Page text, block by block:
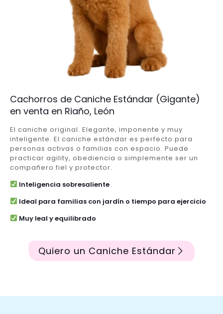
Cachorros de Caniche Estándar (Gigante)
en venta en Riaño, León
El caniche original. Elegante, imponente y muy
inteligente. El caniche estándar es perfecto para
personas activas o familias con espacio. Puede
practicar agility, obediencia o simplemente ser un
compañero fiel y protector.
Inteligencia sobresaliente
Ideal para familias con jardín o tiempo para ejercicio
Muy leal y equilibrado
Quiero un Caniche Estándar